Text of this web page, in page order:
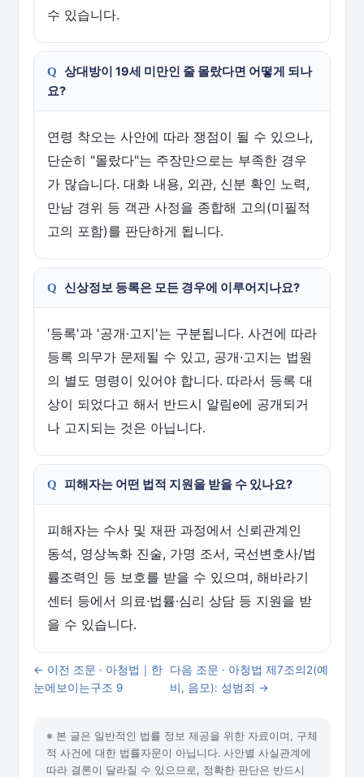
수 있습니다.
상대방이 19세 미만인 줄 몰랐다면 어떻게 되나
요?
연령 착오는 사안에 따라 쟁점이 될 수 있으나,
단순히 "몰랐다"는 주장만으로는 부족한 경우
가 많습니다. 대화 내용, 외관, 신분 확인 노력,
만남 경위 등 객관 사정을 종합해 고의(미필적
고의 포함)를 판단하게 됩니다.
신상정보 등록은 모든 경우에 이루어지나요?
'등록'과 '공개·고지'는 구분됩니다. 사건에 따라
등록 의무가 문제될 수 있고, 공개·고지는 법원
의 별도 명령이 있어야 합니다. 따라서 등록 대
상이 되었다고 해서 반드시 알림e에 공개되거
나 고지되는 것은 아닙니다.
피해자는 어떤 법적 지원을 받을 수 있나요?
피해자는 수사 및 재판 과정에서 신뢰관계인
동석, 영상녹화 진술, 가명 조서, 국선변호사/법
률조력인 등 보호를 받을 수 있으며, 해바라기
센터 등에서 의료·법률·심리 상담 등 지원을 받
을 수 있습니다.
← 이전 조문 · 아청법｜한
눈에보이는구조 9
다음 조문 · 아청법 제7조의2(예
비, 음모): 성범죄 →
※ 본 글은 일반적인 법률 정보 제공을 위한 자료이며, 구체
적 사건에 대한 법률자문이 아닙니다. 사안별 사실관계에
따라 결론이 달라질 수 있으므로, 정확한 판단은 반드시